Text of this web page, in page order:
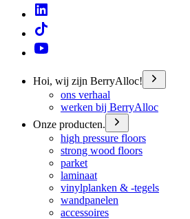
Hoi, wij zijn BerryAlloc!
ons verhaal
werken bij BerryAlloc
Onze producten.
high pressure floors
strong wood floors
parket
laminaat
vinylplanken & -tegels
wandpanelen
accessoires